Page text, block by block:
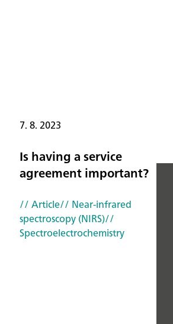
7. 8. 2023
Is having a service
agreement important?
// Article// Near-infrared
spectroscopy (NIRS)//
Spectroelectrochemistry